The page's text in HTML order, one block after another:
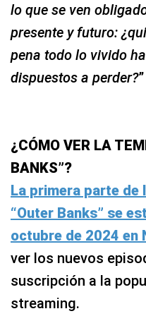
lo que se ven
presente y futuro:
pena todo lo vivido
dispuestos a perder?”
¿CÓMO VER LA
BANKS”?
La primera parte de
“Outer Banks” se
octubre de 2024 en
ver los nuevos
suscripción a la
streaming.